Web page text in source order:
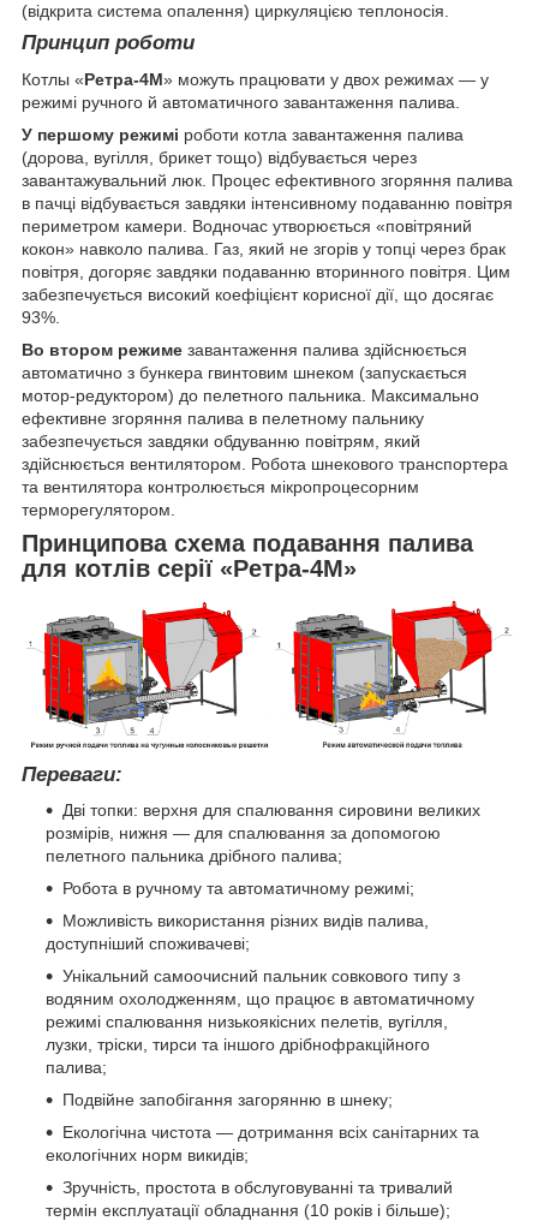
(відкрита система опалення) циркуляцією теплоносія.
Принцип роботи
Котлы «Ретра-4М» можуть працювати у двох режимах — у
режимі ручного й автоматичного завантаження палива.
У першому режимі роботи котла завантаження палива
(дорова, вугілля, брикет тощо) відбувається через
завантажувальний люк. Процес ефективного згоряння палива
в пачці відбувається завдяки інтенсивному подаванню повітря
периметром камери. Водночас утворюється «повітряний
кокон» навколо палива. Газ, який не згорів у топці через брак
повітря, догоряє завдяки подаванню вторинного повітря. Цим
забезпечується високий коефіцієнт корисної дії, що досягає
93%.
Во втором режиме завантаження палива здійснюється
автоматично з бункера гвинтовим шнеком (запускається
мотор-редуктором) до пелетного пальника. Максимально
ефективне згоряння палива в пелетному пальнику
забезпечується завдяки обдуванню повітрям, який
здійснюється вентилятором. Робота шнекового транспортера
та вентилятора контролюється мікропроцесорним
терморегулятором.
Принципова схема подавання палива
для котлів серії «Ретра-4М»
Переваги:
Дві топки: верхня для спалювання сировини великих
розмірів, нижня — для спалювання за допомогою
пелетного пальника дрібного палива;
Робота в ручному та автоматичному режимі;
Можливість використання різних видів палива,
доступніший споживачеві;
Унікальний самоочисний пальник совкового типу з
водяним охолодженням, що працює в автоматичному
режимі спалювання низькоякісних пелетів, вугілля,
лузки, тріски, тирси та іншого дрібнофракційного
палива;
Подвійне запобігання загорянню в шнеку;
Екологічна чистота — дотримання всіх санітарних та
екологічних норм викидів;
Зручність, простота в обслуговуванні та тривалий
термін експлуатації обладнання (10 років і більше);